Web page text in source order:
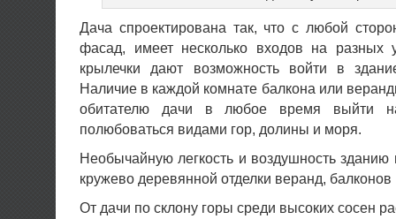
Дача спроектирована так, что с любой
фасад, имеет несколько входов на разных
крылечки дают возможность войти в
Наличие в каждой комнате балкона или
обитателю дачи в любое время выйти
полюбоваться видами гор, долины и моря.
Необычайную легкость и воздушность зданию
кружево деревянной отделки веранд, балконов
От дачи по склону горы среди высоких сосен